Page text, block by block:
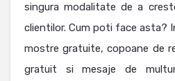
singura modalitate de a
clientilor. Cum poti face asta?
mostre gratuite, copoane de
gratuit si mesaje de